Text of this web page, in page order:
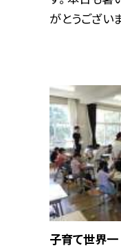
がとうござい
子育て世界